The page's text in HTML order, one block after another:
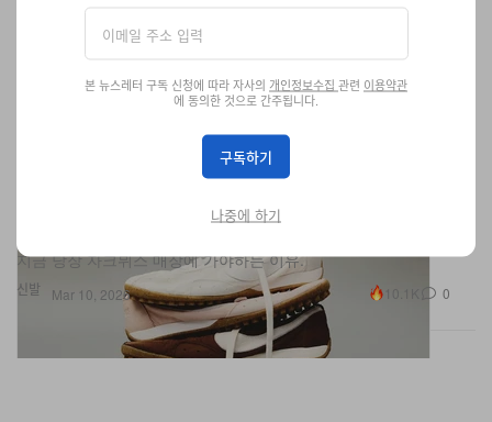
신발
업데이트: 자크뮈스 x 나이키 ‘문 슈즈’ 신규 컬러 국내
지금 당장 자크뮈스 매장에 가야하는 이유.
Mar 10, 2026 10.1K 0
본 뉴스레터 구독 신청에 따라 자사의 개인정보수집 관련 이용약관
에 동의한 것으로 간주됩니다.
구독하기
나중에 하기